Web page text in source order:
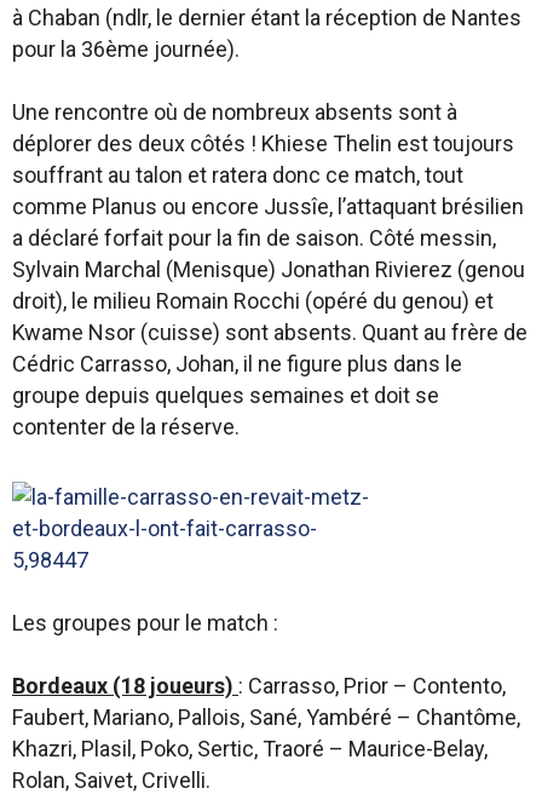
à Chaban (ndlr, le dernier étant la réception de Nantes
pour la 36ème journée).
Une rencontre où de nombreux absents sont à
déplorer des deux côtés ! Khiese Thelin est toujours
souffrant au talon et ratera donc ce match, tout
comme Planus ou encore Jussîe, l’attaquant brésilien
a déclaré forfait pour la fin de saison. Côté messin,
Sylvain Marchal (Menisque) Jonathan Rivierez (genou
droit), le milieu Romain Rocchi (opéré du genou) et
Kwame Nsor (cuisse) sont absents. Quant au frère de
Cédric Carrasso, Johan, il ne figure plus dans le
groupe depuis quelques semaines et doit se
contenter de la réserve.
Les groupes pour le match :
Bordeaux (18 joueurs) : Carrasso, Prior – Contento,
Faubert, Mariano, Pallois, Sané, Yambéré – Chantôme,
Khazri, Plasil, Poko, Sertic, Traoré – Maurice-Belay,
Rolan, Saivet, Crivelli.